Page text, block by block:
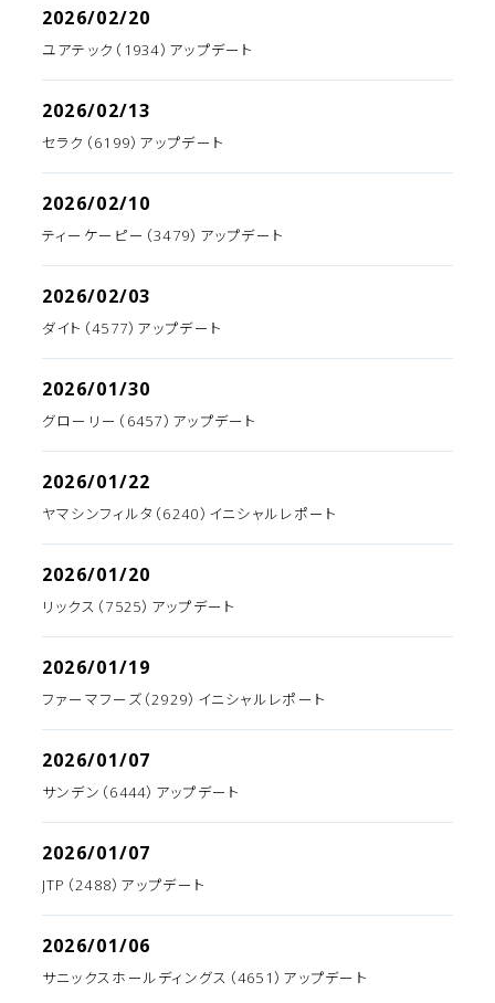
2026/02/20
ユアテック（1934）アップデート
2026/02/13
セラク（6199）アップデート
2026/02/10
ティーケーピー（3479）アップデート
2026/02/03
ダイト（4577）アップデート
2026/01/30
グローリー（6457）アップデート
2026/01/22
ヤマシンフィルタ（6240）イニシャルレポート
2026/01/20
リックス（7525）アップデート
2026/01/19
ファーマフーズ（2929）イニシャルレポート
2026/01/07
サンデン（6444）アップデート
2026/01/07
JTP（2488）アップデート
2026/01/06
サニックスホールディングス（4651）アップデート